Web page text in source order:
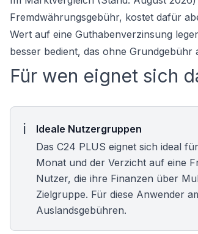
Fremdwährungsgebühr, kostet dafür
Wert auf eine Guthabenverzinsung
besser bedient, das ohne Grundgebühr
Für wen eignet sich
Ideale Nutzergruppen
Das C24 PLUS eignet sich ideal
Monat und der Verzicht auf eine
Nutzer, die ihre Finanzen über
Zielgruppe. Für diese Anwender
Auslandsgebühren.